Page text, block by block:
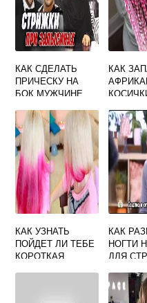
КАК СДЕЛАТЬ
ПРИЧЕСКУ НА
БОК МУЖЧИНЕ
КАК
ДЕТЯМ
КАК УЗНАТЬ
ПОЙДЕТ ЛИ ТЕБЕ
КОРОТКАЯ
КАК
НОГТИ
ДЛЯ